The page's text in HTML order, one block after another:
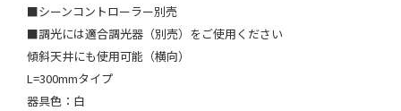
■シーンコントローラー別売
■調光には適合調光器（別売）をご使用ください
傾斜天井にも使用可能（横向）
L=300mmタイプ
器具色：白